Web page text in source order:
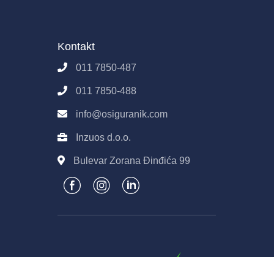
Pravila E-Prodaje
Obrada podataka
Kontakt
011 7850-487
011 7850-488
info@osiguranik.com
Inzuos d.o.o.
Bulevar Zorana Đinđića 99